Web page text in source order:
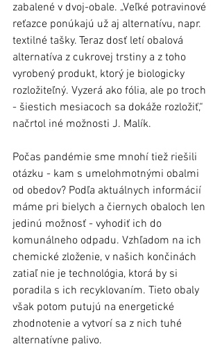
zabalené v dvoj-obale. „Veľké potravinové
reťazce ponúkajú už aj alternatívu, napr.
textilné tašky. Teraz dosť letí obalová
alternatíva z cukrovej trstiny a z toho
vyrobený produkt, ktorý je biologicky
rozložiteľný. Vyzerá ako fólia, ale po troch
- šiestich mesiacoch sa dokáže rozložiť,“
načrtol iné možnosti J. Malík.
Počas pandémie sme mnohí tiež riešili
otázku - kam s umelohmotnými obalmi
od obedov? Podľa aktuálnych informácií
máme pri bielych a čiernych obaloch len
jedinú možnosť - vyhodiť ich do
komunálneho odpadu. Vzhľadom na ich
chemické zloženie, v našich končinách
zatiaľ nie je technológia, ktorá by si
poradila s ich recyklovaním. Tieto obaly
však potom putujú na energetické
zhodnotenie a vytvorí sa z nich tuhé
alternatívne palivo.